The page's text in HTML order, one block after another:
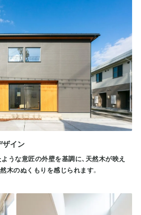
ザイン
うな意匠の外壁を基調に、天然木が映え
木のぬくもりを感じられます。